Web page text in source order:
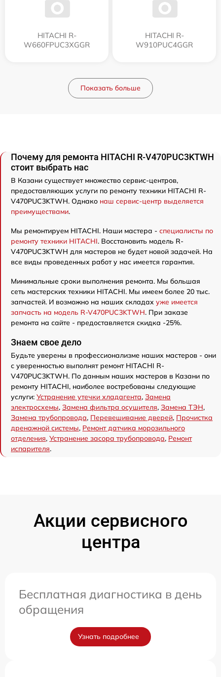
HITACHI R-
W660FPUC3XGGR
HITACHI R-
W910PUC4GGR
Показать больше
Почему для ремонта HITACHI R-V470PUC3KTWH
стоит выбрать нас
В Казани существует множество сервис-центров,
предоставляющих услуги по ремонту техники HITACHI R-
V470PUC3KTWH. Однако наш сервис-центр выделяется
преимуществами.
Мы ремонтируем HITACHI. Наши мастера - специалисты по
ремонту техники HITACHI. Восстановить модель R-
V470PUC3KTWH для мастеров не будет новой задачей. На
все виды проведенных работ у нас имеется гарантия.
Минимальные сроки выполнения ремонта. Мы большая
сеть мастерских техники HITACHI. Мы имеем более 20 тыс.
запчастей. И возможно на наших складах уже имеется
запчасть на модель R-V470PUC3KTWH. При заказе
ремонта на сайте - предоставляется скидка -25%.
Знаем свое дело
Будьте уверены в профессионализме наших мастеров - они
с уверенностью выполнят ремонт HITACHI R-
V470PUC3KTWH. По данным наших мастеров в Казани по
ремонту HITACHI, наиболее востребованы следующие
услуги: Устранение утечки хладагента, Замена
электросхемы, Замена фильтра осушителя, Замена ТЭН,
Замена трубопровода, Перевешивание дверей, Прочистка
дренажной системы, Ремонт датчика морозильного
отделения, Устранение засора трубопровода, Ремонт
испарителя.
Акции сервисного
центра
Бесплатная диагностика в день
обращения
Узнать подробнее